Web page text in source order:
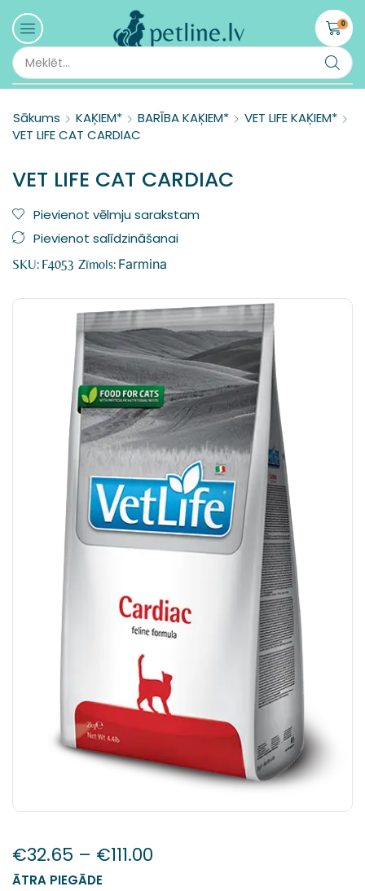
0
Sākums KAĶIEM* BARĪBA KAĶIEM*
VET LIFE KAĶIEM*
VET LIFE CAT CARDIAC
VET LIFE CAT CARDIAC
Pievienot vēlmju sarakstam
Pievienot salīdzināšanai
SKU: F4053 Zīmols: Farmina
€32.65 – €111.00
ĀTRA PIEGĀDE